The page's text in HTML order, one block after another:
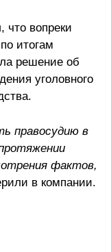
что вопреки
итогам
решение об
уголовного
правосудию в
фактов,
в компании.